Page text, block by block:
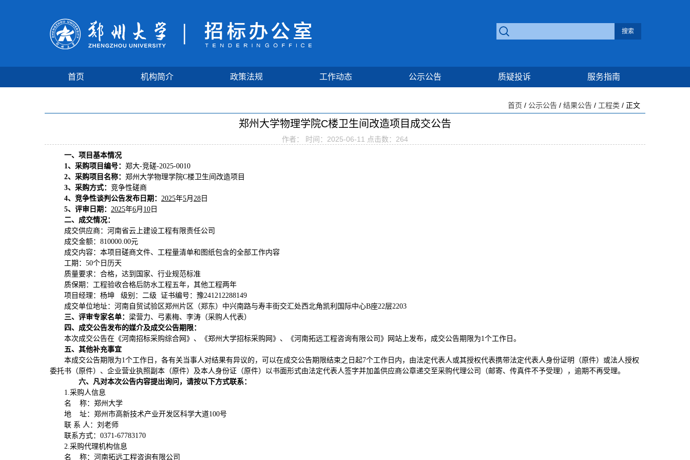
首页 机构简介 政策法规 工作动态 公示公告 质疑投诉 服务指南
首页 / 公示公告 / 结果公告 / 工程类 / 正文
郑州大学物理学院C楼卫生间改造项目成交公告
作者： 时间：2025-06-11 点击数： 264
一、项目基本情况
1、采购项目编号： 郑大-竞磋-2025-0010
2、采购项目名称： 郑州大学物理学院C楼卫生间改造项目
3、 采购方式： 竞争性磋商
4、竞争性谈判公告发布日期： 2025年5月 28 日
5、 评审日期： 2025年6月 10 日
二、 成交情况：
成交供应商：河南省云上建设工程有限责任公司
成交金额： 810000.00元
成交内容：本项目磋商文件、工程量清单和图纸包含的全部工作内容
工期： 50个日历天
质量要求：合格，达到国家、行业规范标准
质保期：工程验收合格后防水工程五年，其他工程两年
项目经理：杨坤
级别：二级 证书编号：豫241212288149
成交单位地址：河南自贸试验区郑州片区（郑东）中兴南路与寿丰街交汇处西北角凯利国际中心B座22层2203
三、评审专家名单： 梁营力、弓素梅、 李涛 （采购人代表）
四、成交公告发布的媒介及成交公告期限：
本次成交公告在《河南招标采购综合网》、《郑州大学招标采购网》、《河南拓远工程咨询有限公司》网站上发布，成交公告期限为1个工作日。
五、其他补充事宜
本成交公告期限为1个工作日，各有关当事人对结果有异议的，可以在成交公告期限结束之日起7个工作日内，由法定代表人或其授权代表携带法定代表人身份证明（原件）或法人授权
委托书（原件）、企业营业执照副本（原件）及本人身份证（原件）以书面形式由法定代表人签字并加盖供应商公章递交至采购代理公司（邮寄、传真件不予受理），逾期不再受理。
六、凡对本次公告内容提出询问，请按以下方式联系：
1.采购人信息
名
称：郑州大学
地
址：郑州市高新技术产业开发区科学大道100号
联 系 人：刘老师
联系方式： 0371-67783170
2.采购代理机构信息
名
称：河南拓远工程咨询有限公司